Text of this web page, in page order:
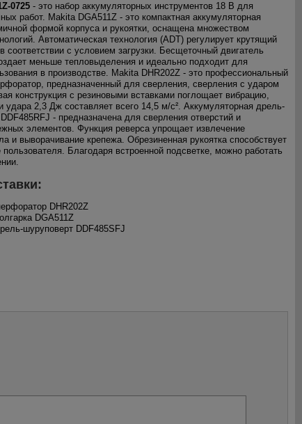
0725 - это набор аккумуляторных инструментов 18 В для
работ. Makita DGA511Z - это компактная аккумуляторная
формой корпуса и рукоятки, оснащена множеством
Автоматическая технология (ADT) регулирует крутящий
соответствии с условием загрузки. Бесщеточный двигатель
меньше тепловыделения и идеально подходит для
в производстве. Makita DHR202Z - это профессиональный
предназначенный для сверления, сверления с ударом
конструкция с резиновыми вставками поглощает вибрацию,
удара 2,3 Дж составляет всего 14,5 м/с². Аккумуляторная дрель-
- предназначена для сверления отверстий и
элементов. Функция реверса упрощает извлечение
и выворачивание крепежа. Обрезиненная рукоятка способствует
Благодаря встроенной подсветке, можно работать
DHR202Z
DGA511Z
шуруповерт DDF485SFJ